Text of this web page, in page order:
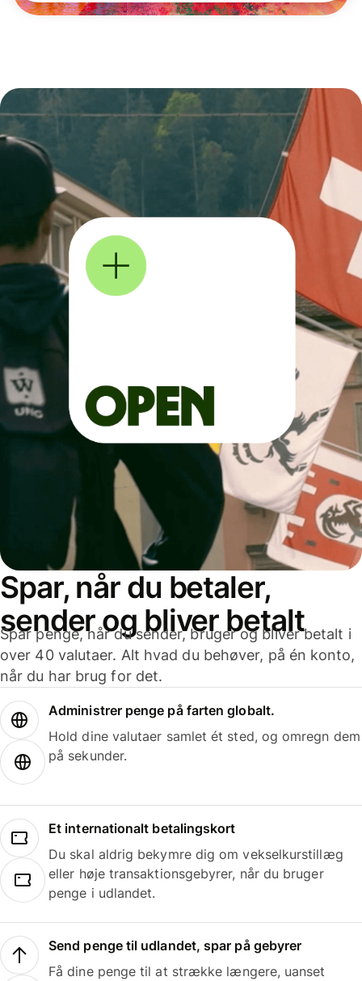
Spar, når du betaler,
sender og bliver betalt
Spar penge, når du sender, bruger og bliver betalt i
over 40 valutaer. Alt hvad du behøver, på én konto,
når du har brug for det.
Administrer penge på farten globalt.
Hold dine valutaer samlet ét sted, og omregn dem
på sekunder.
Et internationalt betalingskort
Du skal aldrig bekymre dig om vekselkurstillæg
eller høje transaktionsgebyrer, når du bruger
penge i udlandet.
Send penge til udlandet, spar på gebyrer
Få dine penge til at strække længere, uanset